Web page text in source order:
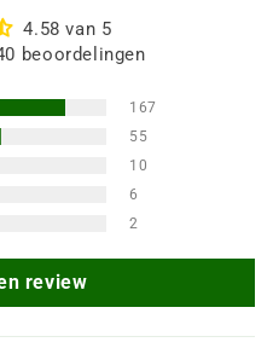
4.58 van 5
beoordelingen
167
55
10
6
2
review